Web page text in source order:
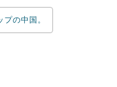
プの中国。